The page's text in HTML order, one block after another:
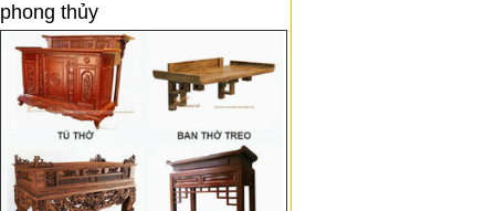
phong thủy